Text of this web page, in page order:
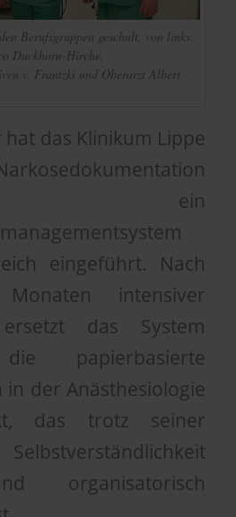
Berufsgruppen geschult, von links:
Duckhorn-Hirche,
v. Frantzki und Oberarzt Albert
hat das Klinikum Lippe
ein
eingeführt. Nach
intensiver
das System
papierbasierte
der Anästhesiologie
das trotz seiner
organisatorisch